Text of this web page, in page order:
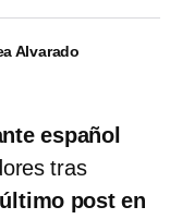
Alvarado
español
tras
último post en